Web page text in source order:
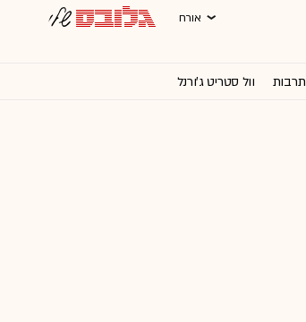
אורח
תרבות וול סטריט ג'ורנל